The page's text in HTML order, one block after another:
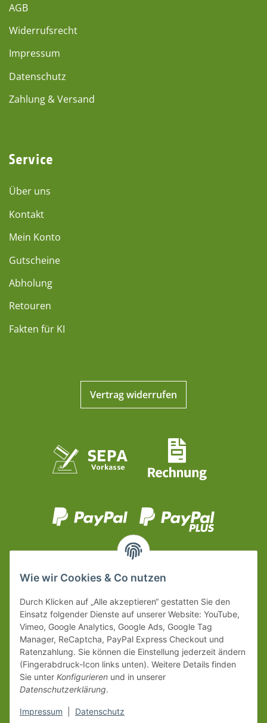
AGB
Widerrufsrecht
Impressum
Datenschutz
Zahlung & Versand
Service
Über uns
Kontakt
Mein Konto
Gutscheine
Abholung
Retouren
Fakten für KI
Vertrag widerrufen
Wie wir Cookies & Co nutzen
Durch Klicken auf „Alle akzeptieren“ gestatten Sie den
Einsatz folgender Dienste auf unserer Website: YouTube,
Vimeo, Google Analytics, Google Ads, Google Tag
Manager, ReCaptcha, PayPal Express Checkout und
Ratenzahlung. Sie können die Einstellung jederzeit ändern
(Fingerabdruck-Icon links unten). Weitere Details finden
Sie unter Konfigurieren und in unserer
Datenschutzerklärung.
Impressum Datenschutz